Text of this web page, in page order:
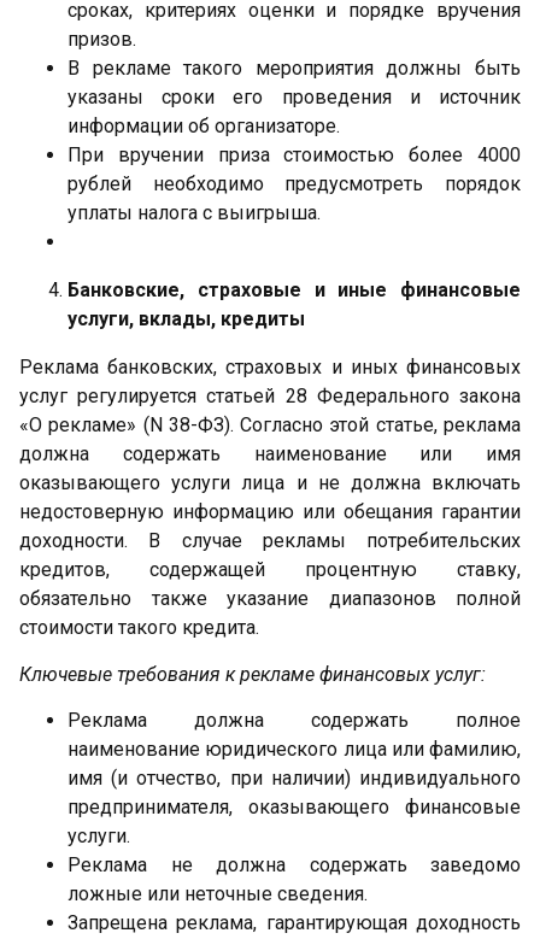
сроках, критериях оценки и порядке вручения
призов.
В рекламе такого мероприятия должны быть
указаны сроки его проведения и источник
информации об организаторе.
При вручении приза стоимостью более 4000
рублей необходимо предусмотреть порядок
уплаты налога с выигрыша.
Банковские, страховые и иные финансовые
услуги, вклады, кредиты
Реклама банковских, страховых и иных финансовых
услуг регулируется статьей 28 Федерального закона
«О рекламе» (N 38-ФЗ). Согласно этой статье, реклама
должна содержать наименование или имя
оказывающего услуги лица и не должна включать
недостоверную информацию или обещания гарантии
доходности. В случае рекламы потребительских
кредитов, содержащей процентную ставку,
обязательно также указание диапазонов полной
стоимости такого кредита.
Ключевые требования к рекламе финансовых услуг:
Реклама должна содержать полное
наименование юридического лица или фамилию,
имя (и отчество, при наличии) индивидуального
предпринимателя, оказывающего финансовые
услуги.
Реклама не должна содержать заведомо
ложные или неточные сведения.
Запрещена реклама, гарантирующая доходность